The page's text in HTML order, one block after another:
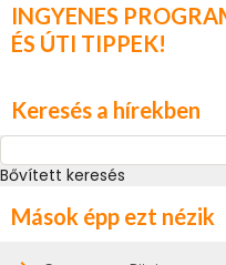
INGYENES
ÉS ÚTI TIPPEK!
Keresés a hírekben
Bővített keresés
Mások épp ezt nézik